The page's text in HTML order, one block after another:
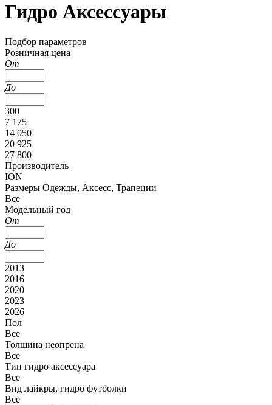
Гидро Аксессуары
Подбор параметров
Розничная цена
От
До
300
7 175
14 050
20 925
27 800
Производитель
ION
Размеры Одежды, Аксесс, Трапеции
Все
Модельный год
От
До
2013
2016
2020
2023
2026
Пол
Все
Толщина неопрена
Все
Тип гидро аксессуара
Все
Вид лайкры, гидро футболки
Все